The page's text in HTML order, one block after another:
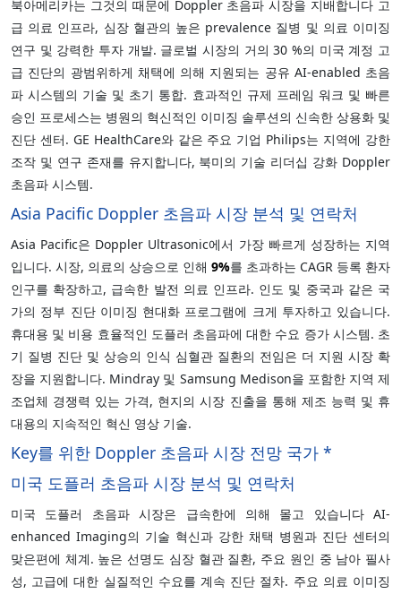
북아메리카는 그것의 때문에 Doppler 초음파 시장을 지배합니다 고
급 의료 인프라, 심장 혈관의 높은 prevalence 질병 및 의료 이미징
연구 및 강력한 투자 개발. 글로벌 시장의 거의 30 %의 미국 계정 고
급 진단의 광범위하게 채택에 의해 지원되는 공유 AI-enabled 초음
파 시스템의 기술 및 초기 통합. 효과적인 규제 프레임 워크 및 빠른
승인 프로세스는 병원의 혁신적인 이미징 솔루션의 신속한 상용화 및
진단 센터. GE HealthCare와 같은 주요 기업 Philips는 지역에 강한
조작 및 연구 존재를 유지합니다, 북미의 기술 리더십 강화 Doppler
초음파 시스템.
Asia Pacific Doppler 초음파 시장 분석 및 연락처
Asia Pacific은 Doppler Ultrasonic에서 가장 빠르게 성장하는 지역
입니다. 시장, 의료의 상승으로 인해 9%를 초과하는 CAGR 등록 환자
인구를 확장하고, 급속한 발전 의료 인프라. 인도 및 중국과 같은 국
가의 정부 진단 이미징 현대화 프로그램에 크게 투자하고 있습니다.
휴대용 및 비용 효율적인 도플러 초음파에 대한 수요 증가 시스템. 초
기 질병 진단 및 상승의 인식 심혈관 질환의 전임은 더 지원 시장 확
장을 지원합니다. Mindray 및 Samsung Medison을 포함한 지역 제
조업체 경쟁력 있는 가격, 현지의 시장 진출을 통해 제조 능력 및 휴
대용의 지속적인 혁신 영상 기술.
Key를 위한 Doppler 초음파 시장 전망 국가 *
미국 도플러 초음파 시장 분석 및 연락처
미국 도플러 초음파 시장은 급속한에 의해 몰고 있습니다 AI-
enhanced Imaging의 기술 혁신과 강한 채택 병원과 진단 센터의
맞은편에 체계. 높은 선명도 심장 혈관 질환, 주요 원인 중 남아 필사
성, 고급에 대한 실질적인 수요를 계속 진단 절차. 주요 의료 이미징